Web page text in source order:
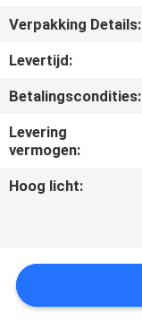
VR
SHOW
SITEMAP
PRIVACY
POLICY
Verpakking Details:
Levertijd:
Betalingscondities:
Levering
vermogen:
Hoog licht: